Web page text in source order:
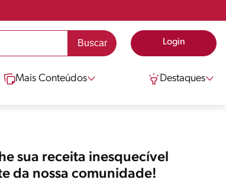
Login
Mais Conteúdos Destaques
sua receita inesquecível
da nossa comunidade!